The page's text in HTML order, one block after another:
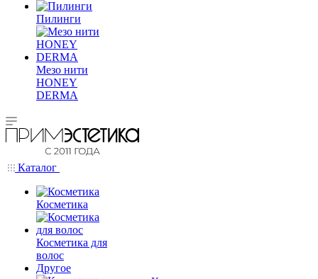
Пилинги
Мезо нити
HONEY
DERMA
Каталог
Косметика
Косметика для
волос
Другое